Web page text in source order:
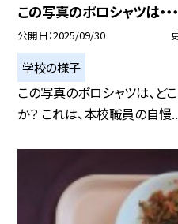
この写真のポロシャツは・・・
公開日 2025/09/30
学校の様子
この写真のポロシャツは、ど
か？ これは、本校職員の自慢